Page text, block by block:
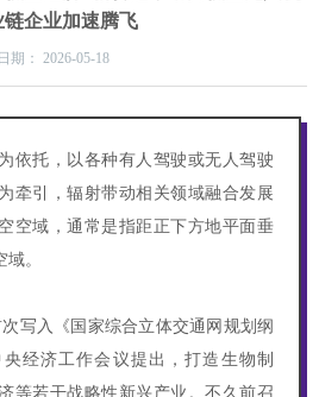
链企业加速腾飞
日期： 2026-05-18
依托，以各种有人驾驶或无人驾驶
牵引，辐射带动相关领域融合发展
空域，通常是指距正下方地平面垂
。
写入《国家综合立体交通网规划纲
经济工作会议提出，打造生物制
等若干战略性新兴产业。不久前召